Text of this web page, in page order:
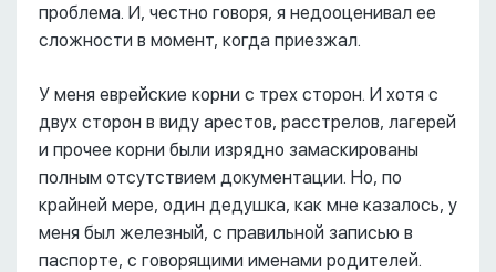
проблема. И, честно говоря, я недооценивал ее
сложности в момент, когда приезжал.
У меня еврейские корни с трех сторон. И хотя с
двух сторон в виду арестов, расстрелов, лагерей
и прочее корни были изрядно замаскированы
полным отсутствием документации. Но, по
крайней мере, один дедушка, как мне казалось, у
меня был железный, с правильной записью в
паспорте, с говорящими именами родителей.